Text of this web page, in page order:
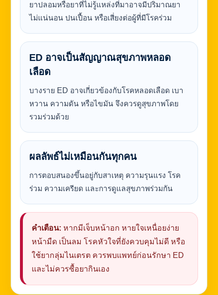
ยาปลอมหรือยาที่ไม่รู้แหล่งที่มาอาจมีปริมาณยา
ไม่แน่นอน ปนเปื้อน หรือเสี่ยงต่อผู้ที่มีโรคร่วม
ED อาจเป็นสัญญาณสุขภาพหลอด
เลือด
บางราย ED อาจเกี่ยวข้องกับโรคหลอดเลือด เบา
หวาน ความดัน หรือไขมัน จึงควรดูสุขภาพโดย
รวมร่วมด้วย
ผลลัพธ์ไม่เหมือนกันทุกคน
การตอบสนองขึ้นอยู่กับสาเหตุ ความรุนแรง โรค
ร่วม ความเครียด และการดูแลสุขภาพร่วมกัน
คำเตือน: หากมีเจ็บหน้าอก หายใจเหนื่อยง่าย
หน้ามืด เป็นลม โรคหัวใจที่ยังควบคุมไม่ดี หรือ
ใช้ยากลุ่มไนเตรต ควรพบแพทย์ก่อนรักษา ED
และไม่ควรซื้อยากินเอง